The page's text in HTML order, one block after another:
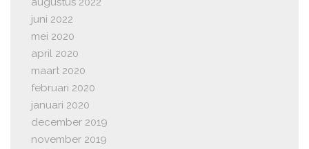
juni 2022
mei 2020
april 2020
maart 2020
februari 2020
januari 2020
december 2019
november 2019